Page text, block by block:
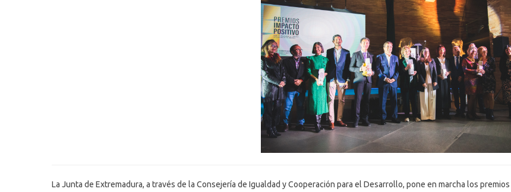
La Junta de Extremadura, a través de la Consejería de Igualdad y Cooperación para el Desarrollo, pone en marcha los premios